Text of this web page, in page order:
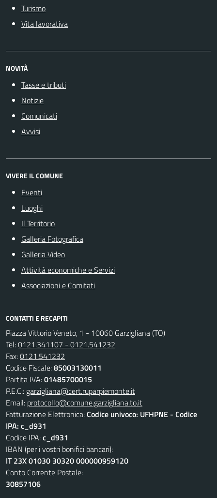
Turismo
Vita lavorativa
NOVITÀ
Tasse e tributi
Notizie
Comunicati
Avvisi
VIVERE IL COMUNE
Eventi
Luoghi
Il Territorio
Galleria Fotografica
Galleria Video
Attività economiche e Servizi
Associazioni e Comitati
CONTATTI E RECAPITI
Piazza Vittorio Veneto, 1 - 10060 Garzigliana (TO)
Tel:0121.341107 - 0121.541232
Fax:0121.541232
Codice Fiscale:85003130011
Partita IVA:01485700015
P.E.C.: garzigliana@cert.ruparpiemonte.it
Email: protocollo@comune.garzigliana.to.it
Fatturazione Elettronica:Codice univoco: UFHPNE - Codice
IPA: c_d931
Codice IPA:c_d931
IBAN (per i vostri bonifici bancari):
IT 23X 01030 30320 000000959120
Conto Corrente Postale:
30857106